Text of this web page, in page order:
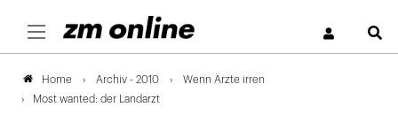
Home Archiv - 2010
Wenn Ärzte irren
Most wanted: der Landarzt